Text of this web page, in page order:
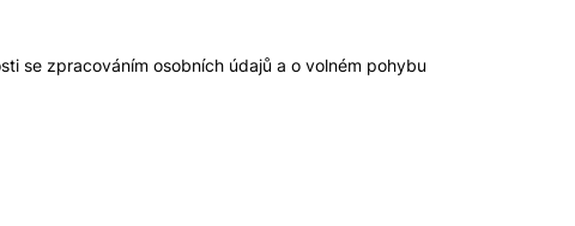
se zpracováním osobních údajů a o volném pohybu